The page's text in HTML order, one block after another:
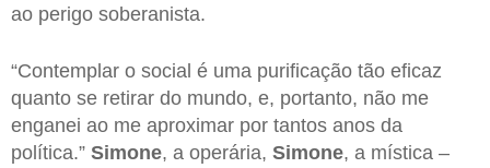
ao perigo soberanista.
“Contemplar o social é uma purificação tão eficaz
quanto se retirar do mundo, e, portanto, não me
enganei ao me aproximar por tantos anos da
política.” Simone, a operária, Simone, a mística –